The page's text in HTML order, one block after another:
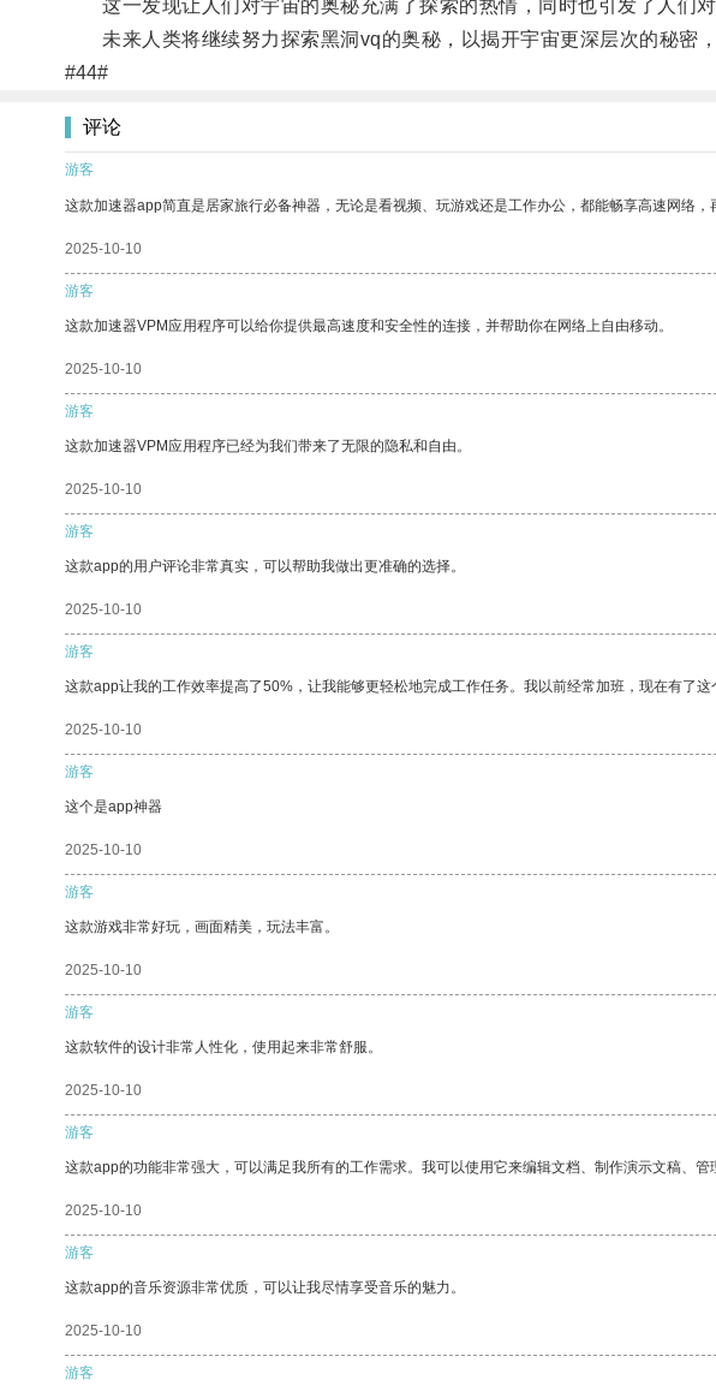
这一发现让人们对宇宙的奥秘充满了探索的热情，同时也引发了人们对
未来人类将继续努力探索黑洞vq的奥秘，以揭开宇宙更深层次的秘密，
#44#
评论
游客
这款加速器app简直是居家旅行必备神器，无论是看视频、玩游戏还是工作办公，都能畅享高速网络
2025-10-10
游客
这款加速器VPM应用程序可以给你提供最高速度和安全性的连接，并帮助你在网络上自由移动。
2025-10-10
游客
这款加速器VPM应用程序已经为我们带来了无限的隐私和自由。
2025-10-10
游客
这款app的用户评论非常真实，可以帮助我做出更准确的选择。
2025-10-10
游客
这款app让我的工作效率提高了50%，让我能够更轻松地完成工作任务。我以前经常加班，现在有了这
2025-10-10
游客
这个是app神器
2025-10-10
游客
这款游戏非常好玩，画面精美，玩法丰富。
2025-10-10
游客
这款软件的设计非常人性化，使用起来非常舒服。
2025-10-10
游客
这款app的功能非常强大，可以满足我所有的工作需求。我可以使用它来编辑文档、制作演示文稿、管
2025-10-10
游客
这款app的音乐资源非常优质，可以让我尽情享受音乐的魅力。
2025-10-10
游客